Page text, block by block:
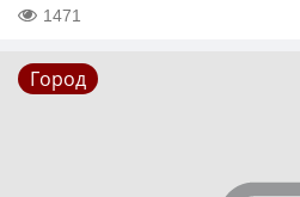
1471
Город